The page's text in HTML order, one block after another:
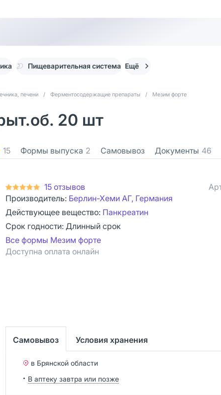
Пищеварительная система Ещё
печени / Ферментосодержащие препараты / Мезим форте
20 шт
15 Формы выпуска 2 Самовывоз Документы 46
15 отзывов
Производитель: Берлин-Хеми АГ, Германия
Действующее вещество: Панкреатин
Срок годности: Длинный срок
Все формы Мезим форте
Доступна оплата онлайн
Самовывоз Условия хранения
в Брянской области
В аптеку завтра или позже